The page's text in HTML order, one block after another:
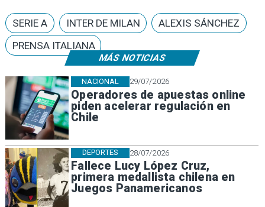
MÁS NOTICIAS
29/07/2026
Operadores de apuestas online
piden acelerar regulación en
Chile
NACIONAL
28/07/2026
Fallece Lucy López Cruz,
primera medallista chilena en
Juegos Panamericanos
DEPORTES
SERIE A INTER DE MILAN
ALEXIS SÁNCHEZ
PRENSA ITALIANA